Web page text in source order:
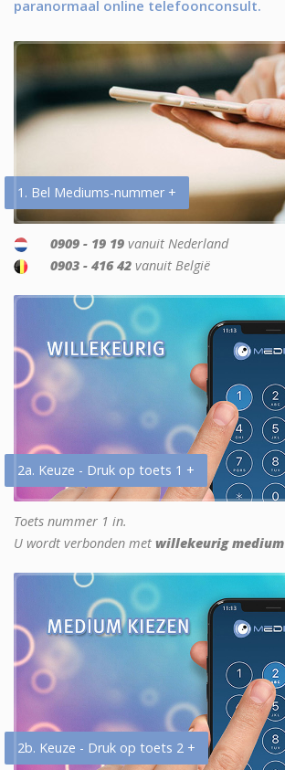
paranormaal online telefoonconsult.
1. Bel Mediums-nummer +
0909 - 19 19 vanuit Nederland
0903 - 416 42 vanuit België
2a. Keuze - Druk op toets 1 +
Toets nummer 1 in.
U wordt verbonden met willekeurig medium
2b. Keuze - Druk op toets 2 +